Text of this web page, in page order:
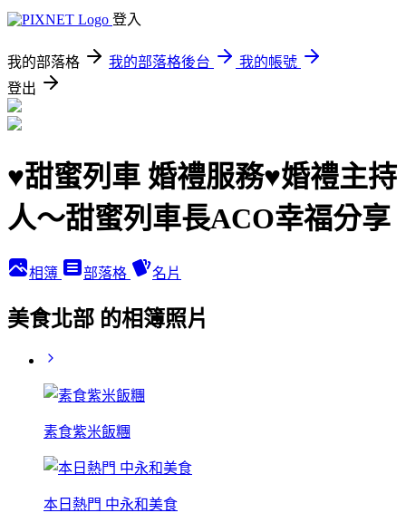
登入
我的部落格 我的部落格後台
我的帳號
登出
♥甜蜜列車 婚禮服務♥婚禮主持
人～甜蜜列車長ACO幸福分享
相簿 部落格 名片
美食北部 的相簿照片
素食紫米飯糰
本日熱門 中永和美食